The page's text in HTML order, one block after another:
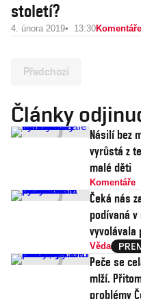
století?
4. února 2019 13:30Komentáře
Předchozí
Články
Násilí bez
vyrůstá z
malé děti
Komentáře
Čeká nás
podívaná
vyvolávala
Věda
Peče se
mlží.
problémy